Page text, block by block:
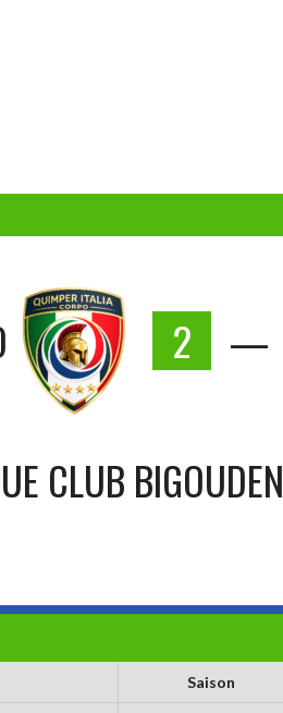
2 —
CLUB BIGOUDEN
Saison